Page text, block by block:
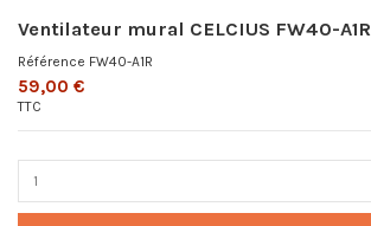
Ventilateur mural CELCIUS FW40-A1R
Référence FW40-A1R
59,00 €
TTC